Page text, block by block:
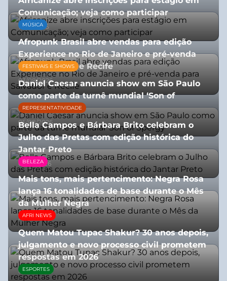
Comunicação; veja como participar
13/01/2026
MÚSICA
Afropunk Brasil abre vendas para edição
Experience no Rio de Janeiro e pré-venda
para Salvador e Recife
03/08/2026
FESTIVAIS E SHOWS
Daniel Caesar anuncia show em São Paulo
como parte da turnê mundial ‘Son of
Spergy’
05/08/2026
REPRESENTATIVIDADE
Bella Campos e Bárbara Brito celebram o
Julho das Pretas com edição histórica do
Jantar Preto
07/07/2026
BELEZA
Mais tons, mais pertencimento: Negra Rosa
lança 16 tonalidades de base durante o Mês
da Mulher Negra
28/07/2026
AFRI NEWS
Quem Matou Tupac Shakur? 30 anos depois,
julgamento e novo processo civil prometem
respostas em 2026
05/08/2026
ESPORTES